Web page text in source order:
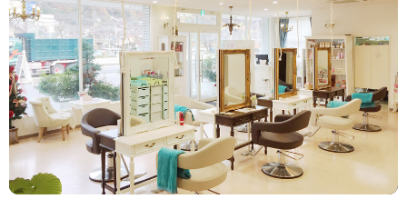
近くのサロンを探す
現在地から探す
ヘアサロン
ネイルサロン
まつげサロン